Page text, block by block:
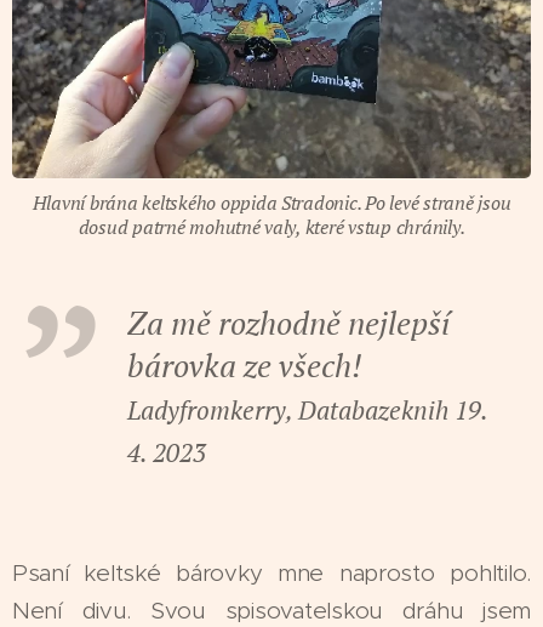
Hlavní brána keltského oppida Stradonic. Po levé straně jsou
dosud patrné mohutné valy, které vstup chránily.
Za mě rozhodně nejlepší
bárovka ze všech!
Ladyfromkerry, Databazeknih 19.
4. 2023
Psaní keltské bárovky mne naprosto pohltilo.
Není divu. Svou spisovatelskou dráhu jsem